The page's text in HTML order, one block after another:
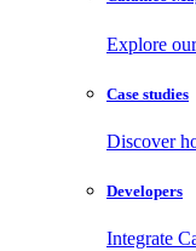
Explore
Case studies
Discover
Developers
Integrate